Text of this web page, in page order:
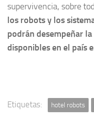
supervivencia, sobre
los robots y los
podrán desempeñar
disponibles en el país
Etiquetas: hotel robots